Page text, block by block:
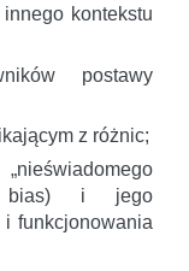
kontekstu
postawy
z różnic;
bias) i jego
i funkcjonowania